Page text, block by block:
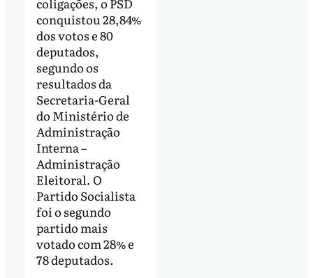
conquistou 28,84%
dos votos e 80
deputados,
segundo os
resultados da
Secretaria-Geral
do Ministério de
Administração
Interna –
Administração
Eleitoral. O
Partido Socialista
foi o segundo
partido mais
votado com 28% e
78 deputados.